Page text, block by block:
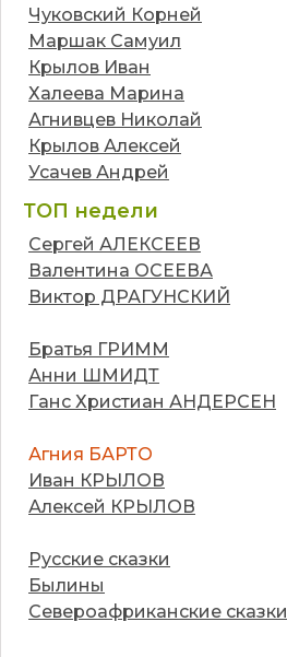
Чуковский Корней
Маршак Самуил
Крылов Иван
Халеева Марина
Агнивцев Николай
Крылов Алексей
Усачев Андрей
ТОП недели
Сергей АЛЕКСЕЕВ
Валентина ОСЕЕВА
Виктор ДРАГУНСКИЙ
Братья ГРИММ
Анни ШМИДТ
Ганс Христиан АНДЕРСЕН
Агния БАРТО
Иван КРЫЛОВ
Алексей КРЫЛОВ
Русские сказки
Былины
Североафриканские сказки